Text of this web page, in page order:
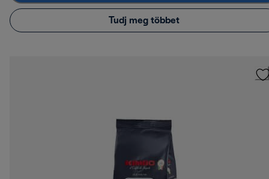
Tudj meg többet